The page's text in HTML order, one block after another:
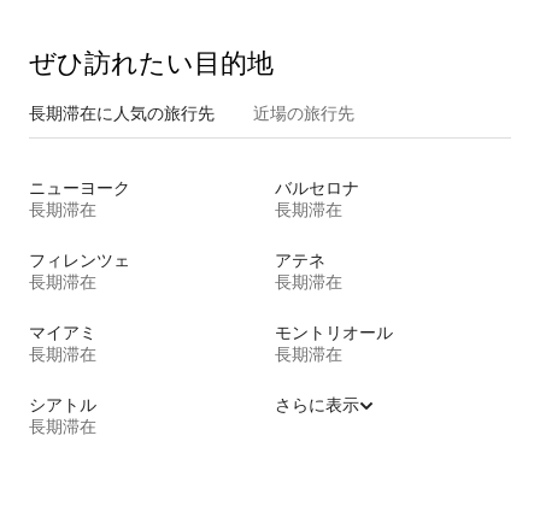
ぜひ訪⁠れ⁠た⁠い目⁠的⁠地
長期滞在に人気の旅行先 近場の旅行先
ニューヨーク
長期滞在
バルセロナ
長期滞在
フィレンツェ
長期滞在
アテネ
長期滞在
マイアミ
長期滞在
モントリオール
長期滞在
シアトル
長期滞在
さらに表示